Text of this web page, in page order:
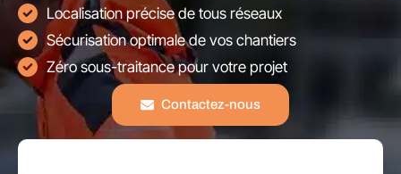
Localisation précise de tous réseaux
Sécurisation optimale de vos chantiers
Zéro sous-traitance pour votre projet
Contactez-nous